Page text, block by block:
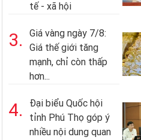
tế - xã hội
3.
Giá vàng ngày 7/8:
Giá thế giới tăng
mạnh, chỉ còn thấp
hơn...
4.
Đại biểu Quốc hội
tỉnh Phú Thọ góp ý
nhiều nội dung quan